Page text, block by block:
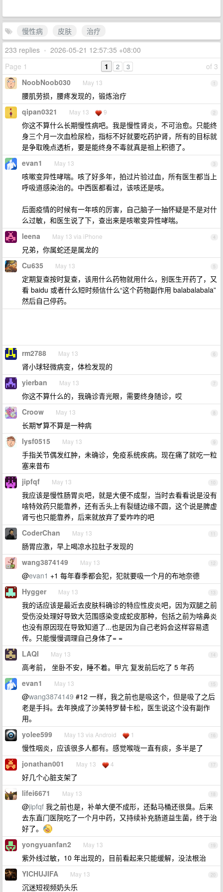
慢性病 皮肤
治疗
233 replies • 2026-05-21 12:57:35 +08:00
Page 1
of 3
1 2 3
1
NoobNoob030 May 13
腰肌劳损，腰疼发现的，锻炼治疗
2
qipan0321 May 13 9
你这不算什么长期慢性病吧。我是慢性肾炎，不可治愈。只能终
身三个月一次血检尿检，指标不好就要吃药护肾，所有的目标就
是争取晚点透析，要是能终身不毒就真是祖上积德了。
3
evan1 May 13
咳嗽变异性哮喘。咳了好多年，拍过片验过血，所有医生都当上
呼吸道感染治的。中西医都看过，该咳还是咳。
后面疫情的时候有一年咳的厉害，自己脑子一抽怀疑是不是对什
么过敏，和医生说了下，查出来是咳嗽变异性哮喘。
4
leena May 13 via iPhone
兄弟，你属蛇还是属龙的
5
Cu635 May 13
定期复查按时复查，该用什么药物就用什么，别医生开药了，又
看 baidu 或者什么短时频信什么“这个药物副作用 balabalabala”
然后自己停药。
6
rm2788 May 13
肾小球轻微病变，体检发现的
7
yierban May 13
你这不算什么的，我确诊青光眼，需要终身随诊，哎
8
Croow May 13
长期🫎算不算是一种病
9
lysf0515 May 13
手指关节偶发红肿，未确诊，免疫系统疾病。现在痛了就吃一粒
塞来昔布
10
jipfqf May 13
我应该是慢性肠胃炎吧，就是大便不成型，当时去看看说是没有
啥特效药只能靠养，还有舌头上有裂缝边缘不圆，这个说是脾虚
肾亏也只能靠养，后来就放弃了爱咋咋的吧
11
CoderChan May 13
肠胃应激，早上喝凉水拉肚子发现的
12
wang3874149 May 13
@evan1 +1 每年春季都会犯，犯就要吸一个月的布地奈德
13
Hygger May 13
我的话应该是最近去皮肤科确诊的特应性皮炎吧，因为双腿之前
受伤没处理好导致大范围感染变成蛇皮那种，包括之前为啥鼻炎
也没有原因现在导致知道了...也是因为自己老妈会这样容易遗
传。只能慢慢调理自己身体了= =
14
LAQI May 13
高考前， 坐卧不安，睡不着。甲亢 复发前后吃了 5 年药
15
evan1 May 13
@wang3874149 #12 一样，我之前也是吸这个，但是吸了之后
老是手抖。去年换成了沙美特罗替卡松，医生说这个没有副作
用。
16
yolee599 May 13 via Android 1
慢性咽炎，应该很多人都有。感觉喉咙一直有痰，多半是了
17
jonathan001 May 13 4
好几个心脏支架了
18
lifei6671 May 13
@jipfqf 我之前也是，补单大便不成形，还黏马桶还很臭。后来
去东直门医院吃了一个月中药，又持续补充肠道益生菌，终于治
好了。
19
yongyuanfan2 May 13
紫外线过敏，10 年出现的，目前看起来只能缓解，没法根治
20
YICHUJIFA May 13
沉迷短视频奶头乐